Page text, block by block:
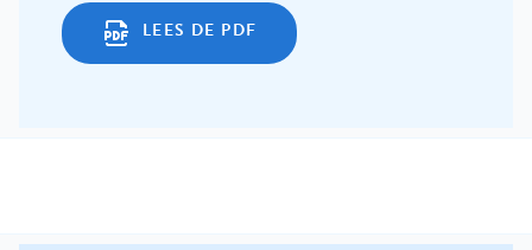
LEES DE PDF